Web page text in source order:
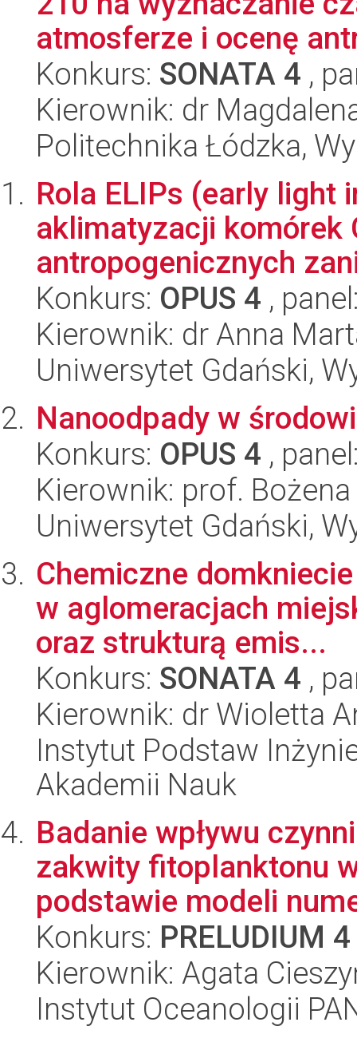
atmosferze i ocenę
Konkurs: SONATA 4 ,
Kierownik: dr
Politechnika Łódzka,
Rola ELIPs (early light
aklimatyzacji komórek
antropogenicznych
Konkurs: OPUS 4 ,
Kierownik: dr Anna
Uniwersytet Gdański,
Nanoodpady w
Konkurs: OPUS 4 ,
Kierownik: prof. Bożena
Uniwersytet Gdański,
Chemiczne
w aglomeracjach
oraz strukturą emis...
Konkurs: SONATA 4 ,
Kierownik: dr Wioletta
Instytut Podstaw
Akademii Nauk
Badanie wpływu
zakwity fitoplanktonu
podstawie modeli
Konkurs: PRELUDIUM 4
Kierownik: Agata
Instytut Oceanologii